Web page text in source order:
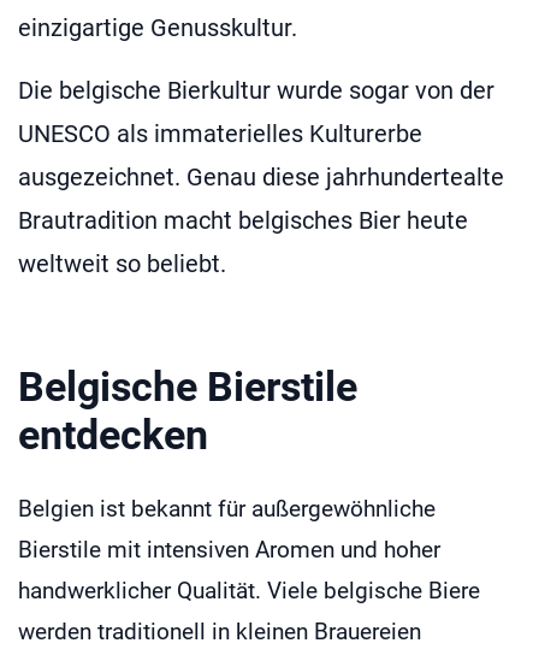
einzigartige Genusskultur.
Die belgische Bierkultur wurde sogar von der
UNESCO als immaterielles Kulturerbe
ausgezeichnet. Genau diese jahrhundertealte
Brautradition macht belgisches Bier heute
weltweit so beliebt.
Belgische Bierstile
entdecken
Belgien ist bekannt für außergewöhnliche
Bierstile mit intensiven Aromen und hoher
handwerklicher Qualität. Viele belgische Biere
werden traditionell in kleinen Brauereien